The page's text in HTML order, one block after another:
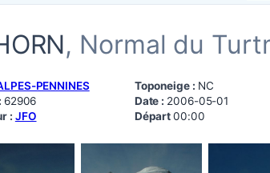
, Normal du
PENNINES
62906
: JFO
Toponeige : NC
Date : 2006-05-01
Départ00:00